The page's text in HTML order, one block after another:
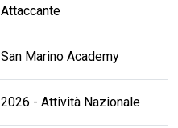
Attaccante
San Marino Academy
2026 - Attività Nazionale